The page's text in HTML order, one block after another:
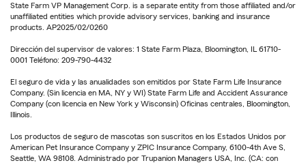
State Farm VP Management Corp. is a separate entity from those affiliated and/or
unaffiliated entities which provide advisory services, banking and insurance
products. AP2025/02/0260
Dirección del supervisor de valores: 1 State Farm Plaza, Bloomington, IL 61710-
0001 Teléfono: 209-790-4432
El seguro de vida y las anualidades son emitidos por State Farm Life Insurance
Company. (Sin licencia en MA, NY y WI) State Farm Life and Accident Assurance
Company (con licencia en New York y Wisconsin) Oficinas centrales, Bloomington,
Illinois.
Los productos de seguro de mascotas son suscritos en los Estados Unidos por
American Pet Insurance Company y ZPIC Insurance Company, 6100-4th Ave S,
Seattle, WA 98108. Administrado por Trupanion Managers USA, Inc. (CA: con